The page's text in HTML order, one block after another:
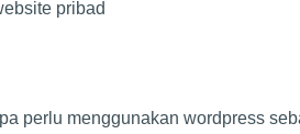
pribad
perlu menggunakan wordpress